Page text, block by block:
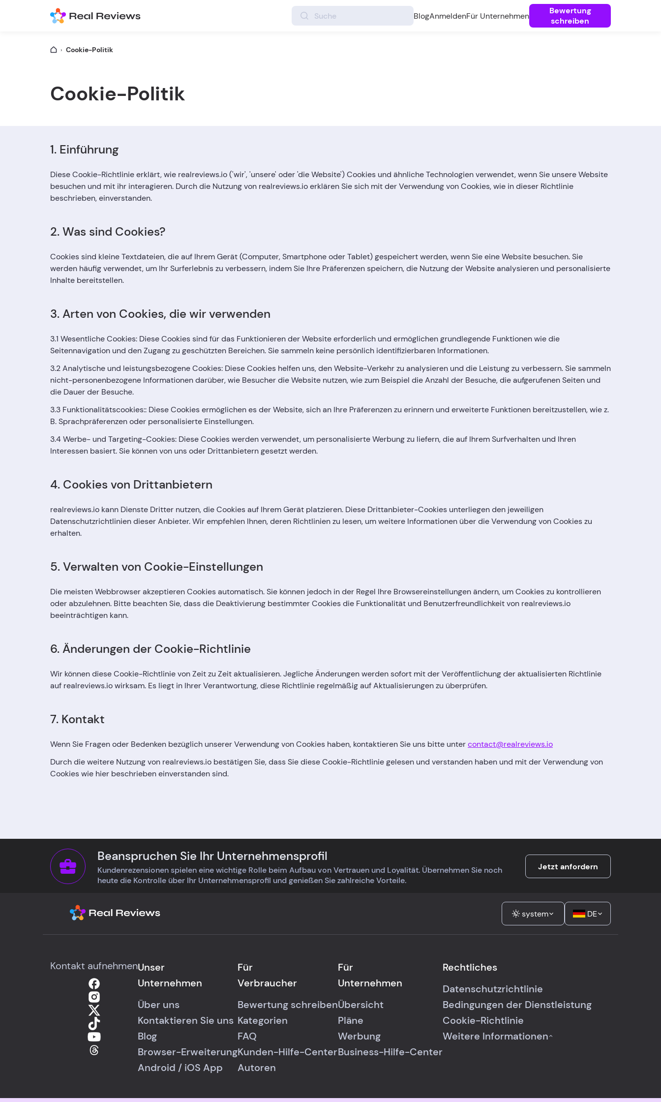
BlogAnmeldenFür Unternehmen
Bewertung
schreiben
Cookie-Politik
Cookie-Politik
1. Einführung
Diese Cookie-Richtlinie erklärt, wie realreviews.io ('wir', 'unsere' oder 'die Website') Cookies und ähnliche Technologien verwendet, wenn Sie unsere Website
besuchen und mit ihr interagieren. Durch die Nutzung von realreviews.io erklären Sie sich mit der Verwendung von Cookies, wie in dieser Richtlinie
beschrieben, einverstanden.
2. Was sind Cookies?
Cookies sind kleine Textdateien, die auf Ihrem Gerät (Computer, Smartphone oder Tablet) gespeichert werden, wenn Sie eine Website besuchen. Sie
werden häufig verwendet, um Ihr Surferlebnis zu verbessern, indem Sie Ihre Präferenzen speichern, die Nutzung der Website analysieren und personalisierte
Inhalte bereitstellen.
3. Arten von Cookies, die wir verwenden
3.1 Wesentliche Cookies: Diese Cookies sind für das Funktionieren der Website erforderlich und ermöglichen grundlegende Funktionen wie die
Seitennavigation und den Zugang zu geschützten Bereichen. Sie sammeln keine persönlich identifizierbaren Informationen.
3.2 Analytische und leistungsbezogene Cookies: Diese Cookies helfen uns, den Website-Verkehr zu analysieren und die Leistung zu verbessern. Sie sammeln
nicht-personenbezogene Informationen darüber, wie Besucher die Website nutzen, wie zum Beispiel die Anzahl der Besuche, die aufgerufenen Seiten und
die Dauer der Besuche.
3.3 Funktionalitätscookies:: Diese Cookies ermöglichen es der Website, sich an Ihre Präferenzen zu erinnern und erweiterte Funktionen bereitzustellen, wie z.
B. Sprachpräferenzen oder personalisierte Einstellungen.
3.4 Werbe- und Targeting-Cookies: Diese Cookies werden verwendet, um personalisierte Werbung zu liefern, die auf Ihrem Surfverhalten und Ihren
Interessen basiert. Sie können von uns oder Drittanbietern gesetzt werden.
4. Cookies von Drittanbietern
realreviews.io kann Dienste Dritter nutzen, die Cookies auf Ihrem Gerät platzieren. Diese Drittanbieter-Cookies unterliegen den jeweiligen
Datenschutzrichtlinien dieser Anbieter. Wir empfehlen Ihnen, deren Richtlinien zu lesen, um weitere Informationen über die Verwendung von Cookies zu
erhalten.
5. Verwalten von Cookie-Einstellungen
Die meisten Webbrowser akzeptieren Cookies automatisch. Sie können jedoch in der Regel Ihre Browsereinstellungen ändern, um Cookies zu kontrollieren
oder abzulehnen. Bitte beachten Sie, dass die Deaktivierung bestimmter Cookies die Funktionalität und Benutzerfreundlichkeit von realreviews.io
beeinträchtigen kann.
6. Änderungen der Cookie-Richtlinie
Wir können diese Cookie-Richtlinie von Zeit zu Zeit aktualisieren. Jegliche Änderungen werden sofort mit der Veröffentlichung der aktualisierten Richtlinie
auf realreviews.io wirksam. Es liegt in Ihrer Verantwortung, diese Richtlinie regelmäßig auf Aktualisierungen zu überprüfen.
7. Kontakt
Wenn Sie Fragen oder Bedenken bezüglich unserer Verwendung von Cookies haben, kontaktieren Sie uns bitte untercontact@realreviews.io
Durch die weitere Nutzung von realreviews.io bestätigen Sie, dass Sie diese Cookie-Richtlinie gelesen und verstanden haben und mit der Verwendung von
Cookies wie hier beschrieben einverstanden sind.
Beanspruchen Sie Ihr Unternehmensprofil
Kundenrezensionen spielen eine wichtige Rolle beim Aufbau von Vertrauen und Loyalität. Übernehmen Sie noch
heute die Kontrolle über Ihr Unternehmensprofil und genießen Sie zahlreiche Vorteile.
Jetzt anfordern
system DE
Kontakt aufnehmenUnser
Unternehmen
Über uns
Kontaktieren Sie uns
Blog
Browser-Erweiterung
Android / iOS App
Für
Verbraucher
Bewertung schreiben
Kategorien
FAQ
Kunden-Hilfe-Center
Autoren
Für
Unternehmen
Übersicht
Pläne
Werbung
Business-Hilfe-Center
Rechtliches
Datenschutzrichtlinie
Bedingungen der Dienstleistung
Cookie-Richtlinie
Weitere Informationen